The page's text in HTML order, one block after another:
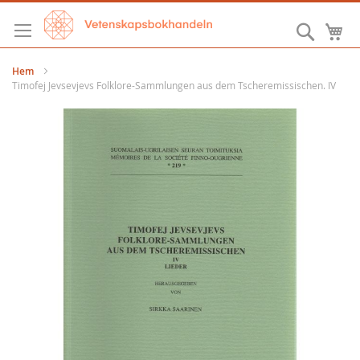
Hoppa
till
innehållet
Sök
Hem
Timofej Jevsevjevs Folklore-Sammlungen aus dem Tscheremissischen. IV